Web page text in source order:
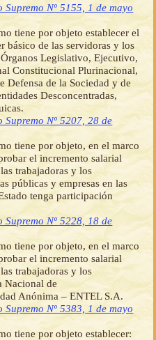
Nº 5155, 1 de mayo
tiene por objeto establecer el
básico de las servidoras y los
Legislativo, Ejecutivo,
Constitucional Plurinacional,
Defensa de la Sociedad y de
Desconcentradas,
Nº 5207, 28 de
tiene por objeto, en el marco
el incremento salarial
trabajadoras y los
públicas y empresas en las
tenga participación
Nº 5228, 18 de
tiene por objeto, en el marco
el incremento salarial
trabajadoras y los
Nacional de
Anónima – ENTEL S.A.
Nº 5383, 1 de mayo
tiene por objeto establecer: